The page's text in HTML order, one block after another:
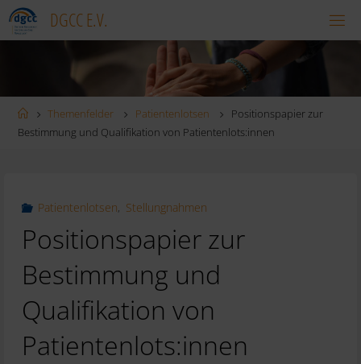
Zum
Inhalt
DGCC E.V.
Startseite
Themenfelder Patientenlotsen
Positionspapier zur
Bestimmung und Qualifikation von Patientenlots:innen
Patientenlotsen, Stellungnahmen
Positionspapier zur
Bestimmung und
Qualifikation von
Patientenlots:innen